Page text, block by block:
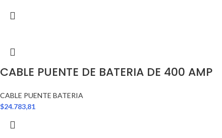
CABLE PUENTE DE BATERIA DE 400 AMP
CABLE PUENTE BATERIA
$24.783,81